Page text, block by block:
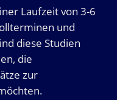
Laufzeit von 3-6
und
diese Studien
die
zur